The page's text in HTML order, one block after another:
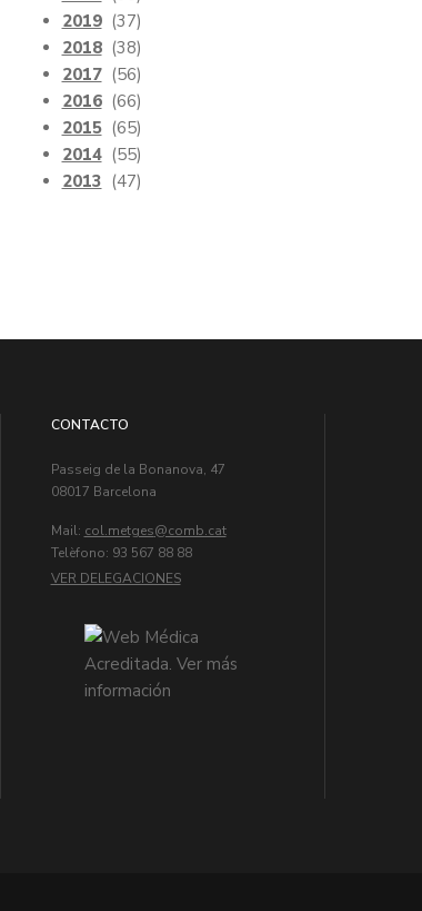
2019 (37)
2018 (38)
2017 (56)
2016 (66)
2015 (65)
2014 (55)
2013 (47)
CONTACTO
Passeig de la Bonanova, 47
08017 Barcelona
Mail: col.metges
Telèfono: 93 567 88 88
VER DELEGACIONES